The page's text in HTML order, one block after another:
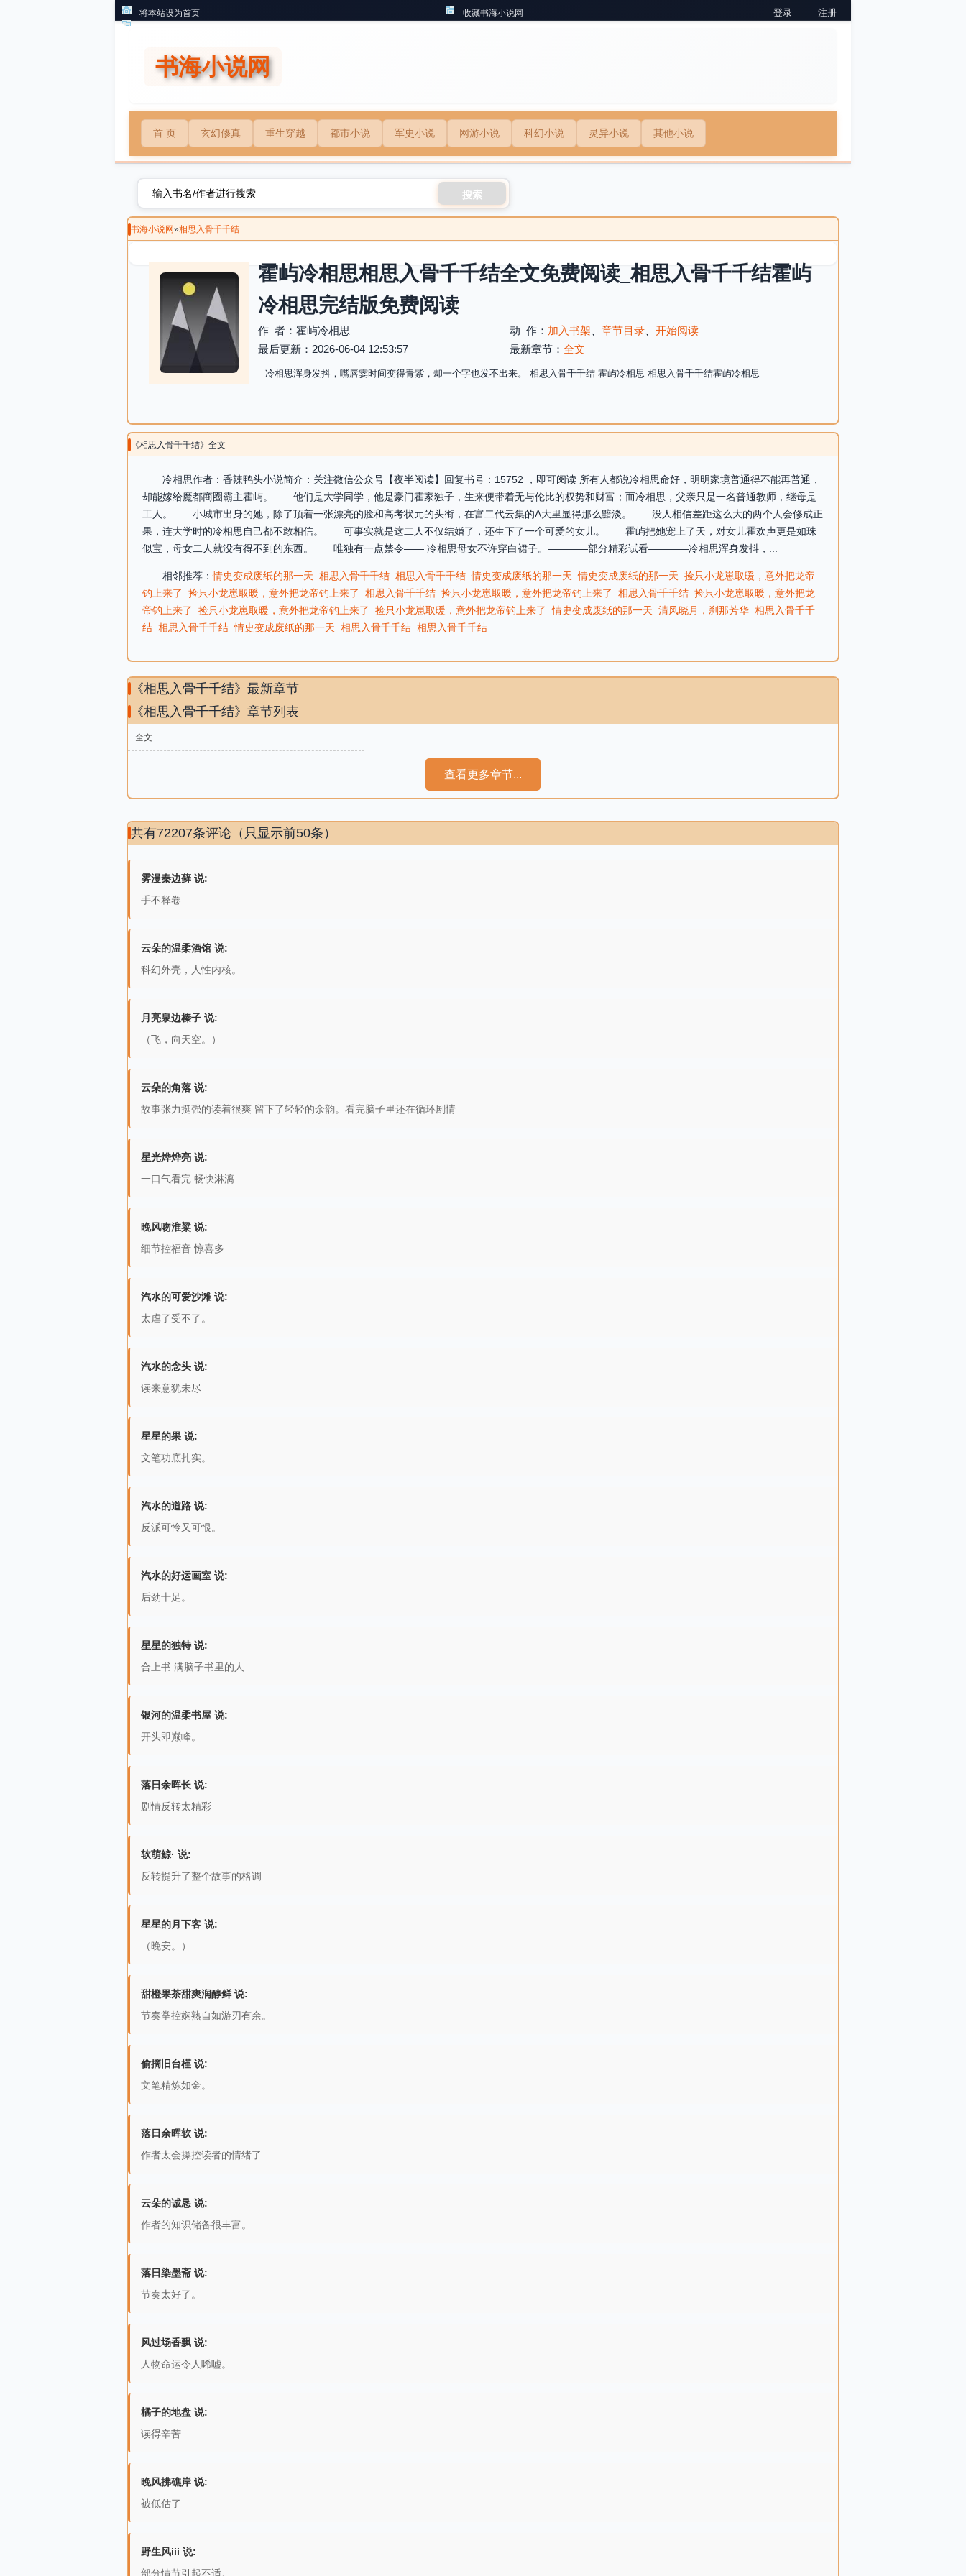
将本站设为首页 收藏书海小说网 登录 注册
书海小说网
首 页 玄幻修真 重生穿越 都市小说 军史小说 网游小说 科幻小说 灵异小说 其他小说
搜索
书海小说网»相思入骨千千结
霍屿冷相思相思入骨千千结全文免费阅读_相思入骨千千结霍屿
冷相思完结版免费阅读
作 者：霍屿冷相思 动 作： 加入书架 章节目录
开始阅读
最后更新：2026-06-04 12:53:57
最新章节： 全文
冷相思浑身发抖，嘴唇霎时间变得青紫，却一个字也发不出来。 相思入骨千千结 霍屿冷相思 相思入骨千千结霍屿冷相思
《相思入骨千千结》全文
冷相思作者：香辣鸭头小说简介：关注微信公众号【夜半阅读】回复书号：15752 ，即可阅读 所有人都说冷相思命好，明明家境普通得不能再普通，
却能嫁给魔都商圈霸主霍屿。 他们是大学同学，他是豪门霍家独子，生来便带着无与伦比的权势和财富；而冷相思，父亲只是一名普通教师，继母是
工人。 小城市出身的她，除了顶着一张漂亮的脸和高考状元的头衔，在富二代云集的A大里显得那么黯淡。 没人相信差距这么大的两个人会修成正
果，连大学时的冷相思自己都不敢相信。 可事实就是这二人不仅结婚了，还生下了一个可爱的女儿。 霍屿把她宠上了天，对女儿霍欢声更是如珠
似宝，母女二人就没有得不到的东西。 唯独有一点禁令—— 冷相思母女不许穿白裙子。————部分精彩试看————冷相思浑身发抖，...
相邻推荐：情史变成废纸的那一天 相思入骨千千结 相思入骨千千结 情史变成废纸的那一天 情史变成废纸的那一天 捡只小龙崽取暖，意外把龙帝
钓上来了
捡只小龙崽取暖，意外把龙帝钓上来了 相思入骨千千结 捡只小龙崽取暖，意外把龙帝钓上来了 相思入骨千千结 捡只小龙崽取暖，意外把龙
帝钓上来了
捡只小龙崽取暖，意外把龙帝钓上来了 捡只小龙崽取暖，意外把龙帝钓上来了 情史变成废纸的那一天 清风晓月，刹那芳华 相思入骨千千
结 相思入骨千千结 情史变成废纸的那一天 相思入骨千千结 相思入骨千千结
《相思入骨千千结》最新章节
《相思入骨千千结》章节列表
全文
查看更多章节...
共有72207条评论（只显示前50条）
雾漫秦边藓 说:
手不释卷
云朵的温柔酒馆 说:
科幻外壳，人性内核。
月亮泉边榛子 说:
（飞，向天空。）
云朵的角落 说:
故事张力挺强的读着很爽 留下了轻轻的余韵。看完脑子里还在循环剧情
星光烨烨亮 说:
一口气看完 畅快淋漓
晚风吻淮粱 说:
细节控福音 惊喜多
汽水的可爱沙滩 说:
太虐了受不了。
汽水的念头 说:
读来意犹未尽
星星的果 说:
文笔功底扎实。
汽水的道路 说:
反派可怜又可恨。
汽水的好运画室 说:
后劲十足。
星星的独特 说:
合上书 满脑子书里的人
银河的温柔书屋 说:
开头即巅峰。
落日余晖长 说:
剧情反转太精彩
软萌鲸· 说:
反转提升了整个故事的格调
星星的月下客 说:
（晚安。）
甜橙果茶甜爽润醇鲜 说:
节奏掌控娴熟自如游刃有余。
偷摘旧台槿 说:
文笔精炼如金。
落日余晖软 说:
作者太会操控读者的情绪了
云朵的诚恳 说:
作者的知识储备很丰富。
落日染墨斋 说:
节奏太好了。
风过场香飘 说:
人物命运令人唏嘘。
橘子的地盘 说:
读得辛苦
晚风拂礁岸 说:
被低估了
野生风iii 说:
部分情节引起不适。